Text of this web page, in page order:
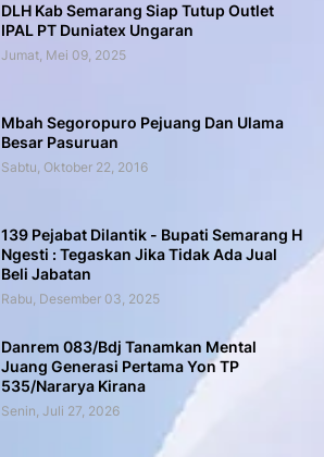
DLH Kab Semarang Siap Tutup Outlet
IPAL PT Duniatex Ungaran
Jumat, Mei 09, 2025
Mbah Segoropuro Pejuang Dan Ulama
Besar Pasuruan
Sabtu, Oktober 22, 2016
139 Pejabat Dilantik - Bupati Semarang H
Ngesti : Tegaskan Jika Tidak Ada Jual
Beli Jabatan
Rabu, Desember 03, 2025
Danrem 083/Bdj Tanamkan Mental
Juang Generasi Pertama Yon TP
535/Nararya Kirana
Senin, Juli 27, 2026